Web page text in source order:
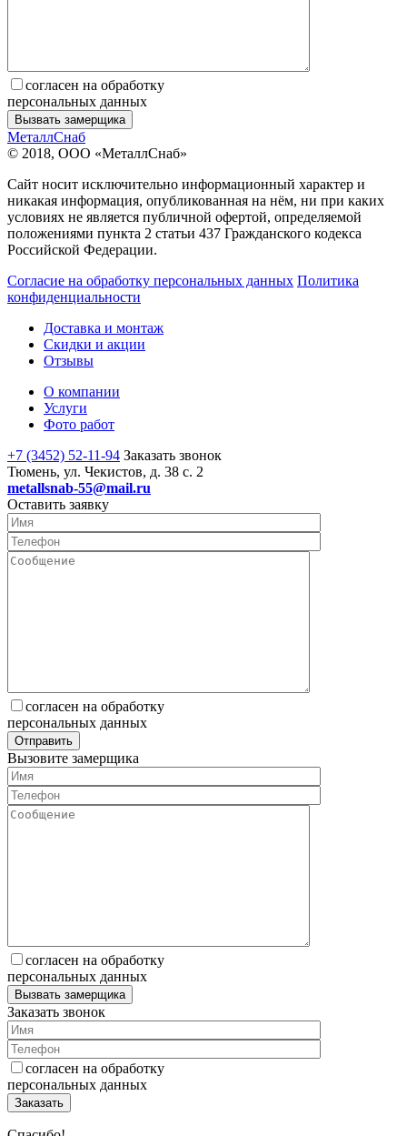
согласен на обработку
персональных данных
МеталлСнаб
© 2018, ООО «МеталлСнаб»
Сайт носит исключительно информационный характер и
никакая информация, опубликованная на нём, ни при каких
условиях не является публичной офертой, определяемой
положениями пункта 2 статьи 437 Гражданского кодекса
Российской Федерации.
Согласие на обработку персональных данных Политика
конфиденциальности
Доставка и монтаж
Скидки и акции
Отзывы
О компании
Услуги
Фото работ
+7 (3452) 52-11-94 Заказать звонок
Тюмень, ул. Чекистов, д. 38 с. 2
metallsnab-55@mail.ru
Оставить заявку
согласен на обработку
персональных данных
Вызовите замерщика
согласен на обработку
персональных данных
Заказать звонок
согласен на обработку
персональных данных